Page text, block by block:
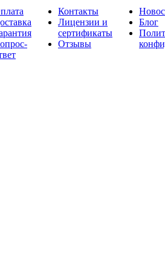
Контакты
Лицензии и
сертификаты
Отзывы
Блог